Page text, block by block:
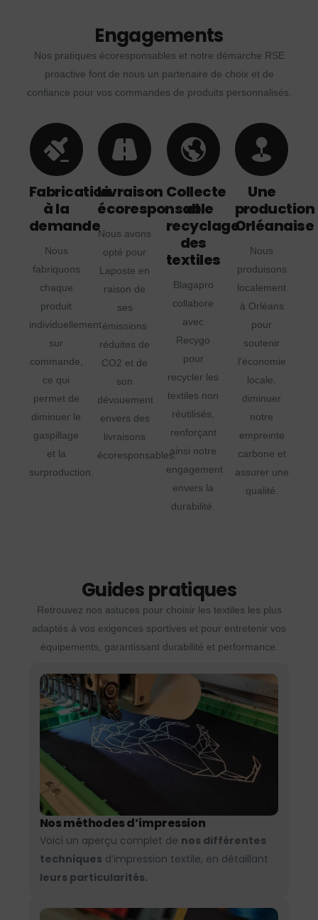
Engagements
Nos pratiques écoresponsables et notre démarche RSE
proactive font de nous un partenaire de choix et de
confiance pour vos commandes de produits personnalisés.
Fabrication
à la
demande
Nous
fabriquons
chaque
produit
individuellement
sur
commande,
ce qui
permet de
diminuer le
gaspillage
et la
surproduction.
Livraison
écoresponsable
Nous avons
opté pour
Laposte en
raison de
ses
émissions
réduites de
CO2 et de
son
dévouement
envers des
livraisons
écoresponsables.
Collecte
et
recyclage
des
textiles
Blagapro
collabore
avec
Recygo
pour
recycler les
textiles non
réutilisés,
renforçant
ainsi notre
engagement
envers la
durabilité.
Une
production
Orléanaise
Nous
produisons
localement
à Orléans
pour
soutenir
l'économie
locale,
diminuer
notre
empreinte
carbone et
assurer une
qualité.
Guides pratiques
Retrouvez nos astuces pour choisir les textiles les plus
adaptés à vos exigences sportives et pour entretenir vos
équipements, garantissant durabilité et performance.
Nos méthodes d’impression
Voici un aperçu complet de nos différentes
techniques d’impression textile, en détaillant
leurs particularités.